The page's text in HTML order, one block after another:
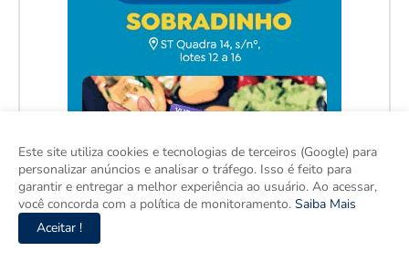
Este site utiliza cookies e tecnologias de terceiros (Google) para
personalizar anúncios e analisar o tráfego. Isso é feito para
garantir e entregar a melhor experiência ao usuário. Ao acessar,
você concorda com a política de monitoramento. Saiba Mais
Aceitar !